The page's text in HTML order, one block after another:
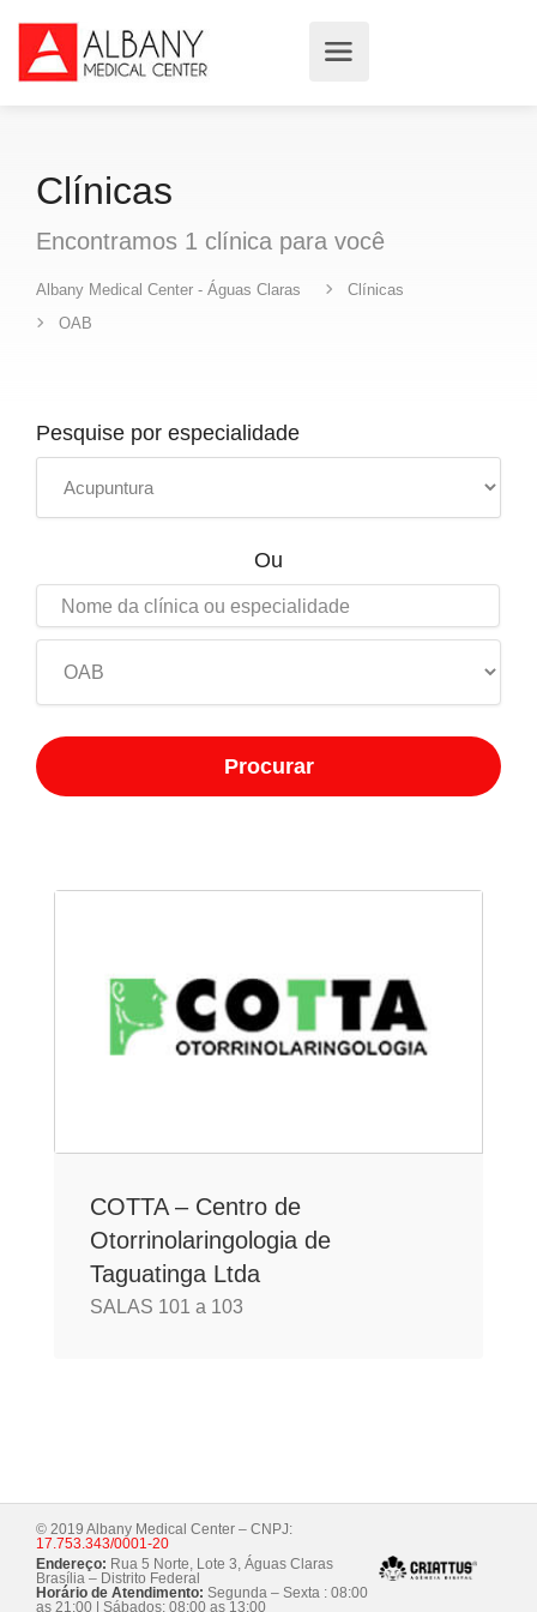
Clínicas
Encontramos 1 clínica para você
Albany Medical Center - Águas Claras
Clínicas
OAB
Pesquise por especialidade
Ou
Procurar
COTTA – Centro de
Otorrinolaringologia de
Taguatinga Ltda
SALAS 101 a 103
© 2019 Albany Medical Center – CNPJ:
17.753.343/0001-20
Endereço: Rua 5 Norte, Lote 3, Águas Claras
Brasília – Distrito Federal
Horário de Atendimento: Segunda – Sexta : 08:00
as 21:00 | Sábados: 08:00 as 13:00